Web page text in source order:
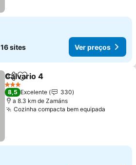
16 sites Ver preços
PartilharAdicionar aos favoritos
Calvario 4
3 Estrelas
8,5 Excelente
330
a 8.3 km de Zamáns
Cozinha compacta bem equipada